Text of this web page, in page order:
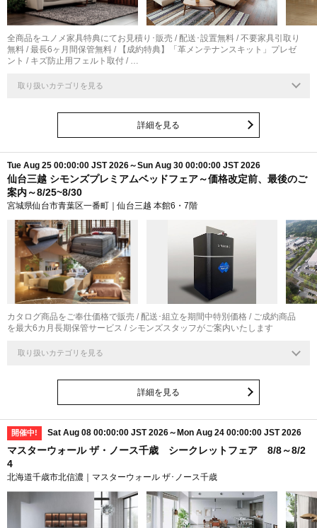
全商品をユノメ家具特典にてお見積り･販売 / 配送･設置無料 / 不要家具引取り
無料 / 最長6ヶ月間保管無料 / 【成約特典】「革メンテナンスキット」プレゼ
ント / キズ防止用フェルト取付 / …
取り扱いカテゴリを見る
詳細を見る
Tue Aug 25 00:00:00 JST 2026～Sun Aug 30 00:00:00 JST 2026
仙台三越 シモンズプレミアムベッドフェア～価格改定前、最後のご
案内～8/25~8/30
宮城県仙台市青葉区一番町｜仙台三越 本館6・7階
カタログ商品をご奉仕価格で販売 / 配送･組立を期間中特別価格 / ご成約商品
を最大6カ月長期保管サービス / シモンズスタッフがご案内いたします
取り扱いカテゴリを見る
詳細を見る
開催中! Sat Aug 08 00:00:00 JST 2026～Mon Aug 24 00:00:00 JST 2026
マスターウォール ザ・ノース千歳 シークレットフェア 8/8～8/2
4
北海道千歳市北信濃｜マスターウォール ザ･ノース千歳